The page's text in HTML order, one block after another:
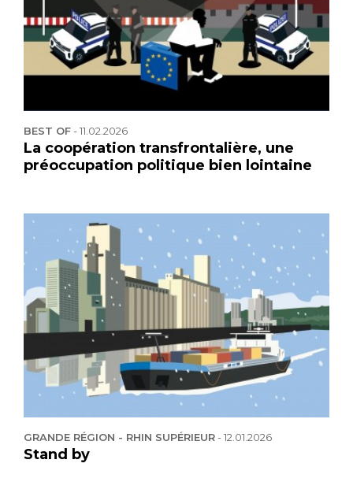
BEST OF-11.02.2026
La coopération transfrontalière, une
préoccupation politique bien lointaine
GRANDE RÉGION - RHIN SUPÉRIEUR-12.01.2026
Stand by